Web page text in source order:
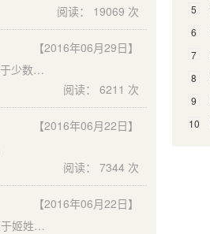
5
6
7
8
9
10
阅读： 19069 次
【2016年06月29日】
姓氏渊源 据《钱文忠解读百家姓》可知薛姓主要来源有： 第一，源出于任姓。 第二，源于妫姓。 第三，源于少数民族改姓，如满族、蒙古族等。 第四，出于冒姓。 迁徙分布
阅读： 6211 次
【2016年06月22日】
阅读： 7344 次
【2016年06月22日】
据《钱文忠解读百家姓》可知费（fei或bi两种读音）姓主要来源有： 第一，源出于嬴姓（费bi）。 第二，源于姬姓，费序父之后（费bi）。 第三，源于姬姓，费无极之后(费bi)。 第四，源于姬姓，季友之后(费bi)。 第五，出于姒姓，费昌、费仲之后。 第六，源于少数民族改姓。